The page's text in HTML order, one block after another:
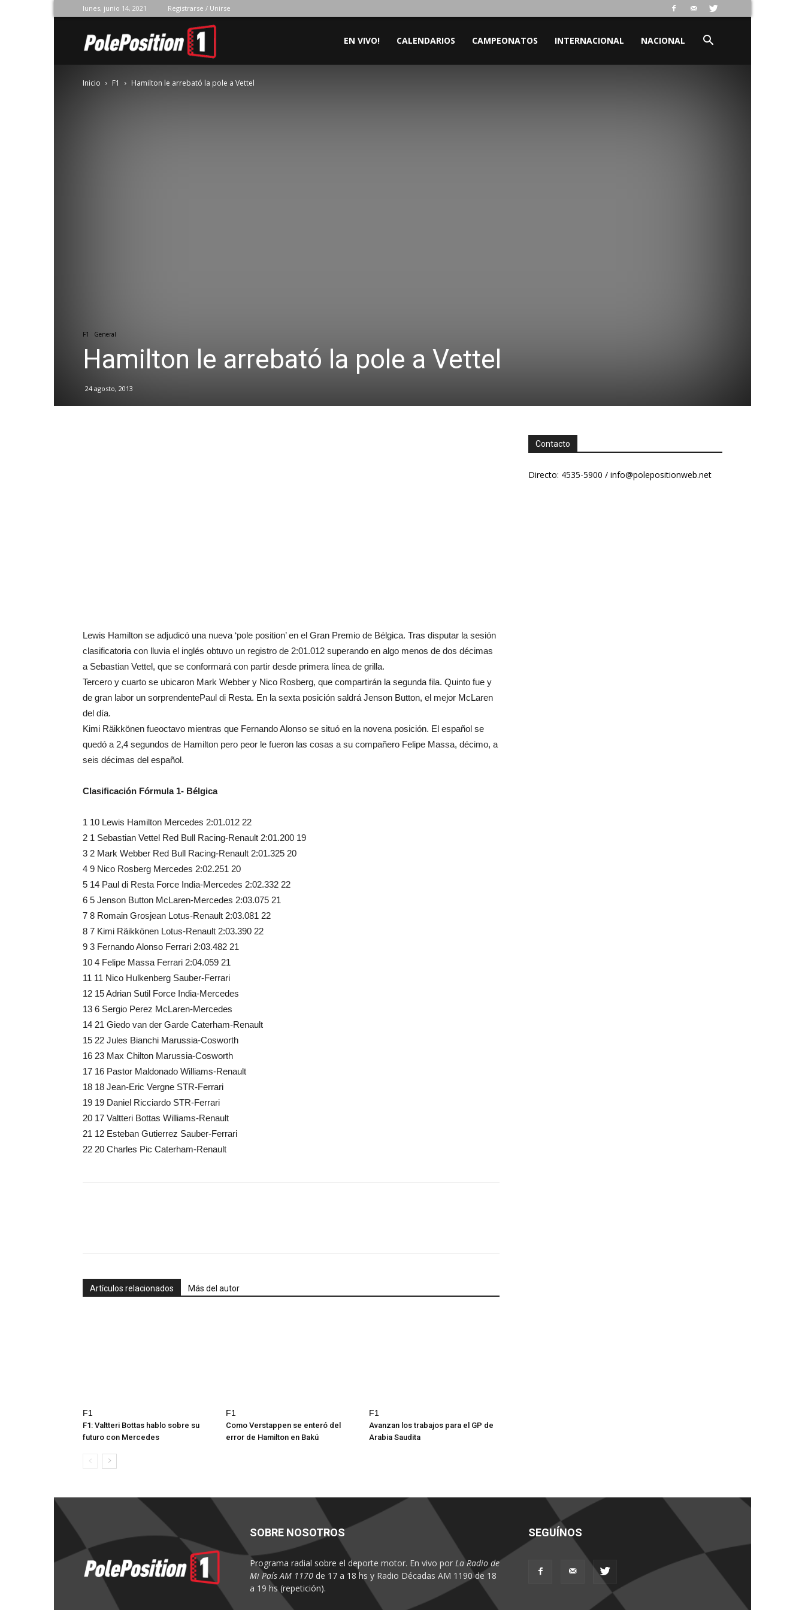
lunes, junio 14, 2021 Registrarse / Unirse
Position
EN VIVO! CALENDARIOS CAMPEONATOS INTERNACIONAL NACIONAL
Inicio F1 Hamilton le arrebató la pole a Vettel
F1 General
Hamilton le arrebató la pole a Vettel
24 agosto, 2013
Lewis Hamilton se adjudicó una nueva ‘pole position’ en el Gran Premio de Bélgica. Tras disputar la sesión
clasificatoria con lluvia el inglés obtuvo un registro de 2:01.012 superando en algo menos de dos décimas
a Sebastian Vettel, que se conformará con partir desde primera línea de grilla.
Tercero y cuarto se ubicaron Mark Webber y Nico Rosberg, que compartirán la segunda fila. Quinto fue y
de gran labor un sorprendentePaul di Resta. En la sexta posición saldrá Jenson Button, el mejor McLaren
del día.
Kimi Räikkönen fueoctavo mientras que Fernando Alonso se situó en la novena posición. El español se
quedó a 2,4 segundos de Hamilton pero peor le fueron las cosas a su compañero Felipe Massa, décimo, a
seis décimas del español.
Clasificación Fórmula 1- Bélgica
1 10 Lewis Hamilton Mercedes 2:01.012 22
2 1 Sebastian Vettel Red Bull Racing-Renault 2:01.200 19
3 2 Mark Webber Red Bull Racing-Renault 2:01.325 20
4 9 Nico Rosberg Mercedes 2:02.251 20
5 14 Paul di Resta Force India-Mercedes 2:02.332 22
6 5 Jenson Button McLaren-Mercedes 2:03.075 21
7 8 Romain Grosjean Lotus-Renault 2:03.081 22
8 7 Kimi Räikkönen Lotus-Renault 2:03.390 22
9 3 Fernando Alonso Ferrari 2:03.482 21
10 4 Felipe Massa Ferrari 2:04.059 21
11 11 Nico Hulkenberg Sauber-Ferrari
12 15 Adrian Sutil Force India-Mercedes
13 6 Sergio Perez McLaren-Mercedes
14 21 Giedo van der Garde Caterham-Renault
15 22 Jules Bianchi Marussia-Cosworth
16 23 Max Chilton Marussia-Cosworth
17 16 Pastor Maldonado Williams-Renault
18 18 Jean-Eric Vergne STR-Ferrari
19 19 Daniel Ricciardo STR-Ferrari
20 17 Valtteri Bottas Williams-Renault
21 12 Esteban Gutierrez Sauber-Ferrari
22 20 Charles Pic Caterham-Renault
Artículos relacionados Más del autor
F1
F1: Valtteri Bottas hablo sobre su
futuro con Mercedes
F1
Como Verstappen se enteró del
error de Hamilton en Bakú
F1
Avanzan los trabajos para el GP de
Arabia Saudita
Contacto
Directo: 4535-5900 / info@polepositionweb.net
SOBRE NOSOTROS
Programa radial sobre el deporte motor. En vivo por La Radio de
Mi País AM 1170 de 17 a 18 hs y Radio Décadas AM 1190 de 18
a 19 hs (repetición).
SEGUÍNOS